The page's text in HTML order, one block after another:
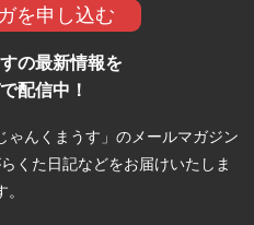
を申し込む
の最新情報を
配信中！
んくまうす」のメールマガジン
くた日記などをお届けいたしま
。